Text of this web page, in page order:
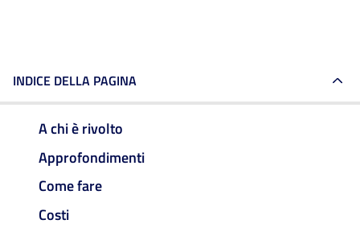
INDICE DELLA PAGINA
A chi è rivolto
Approfondimenti
Come fare
Costi